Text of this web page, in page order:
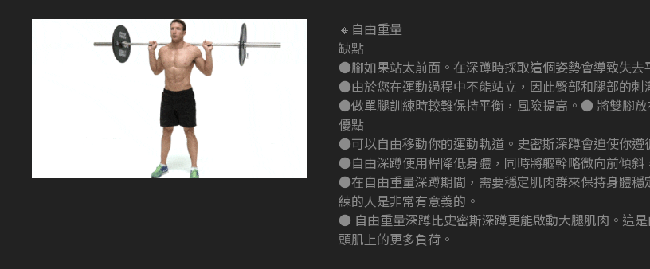
🔸自由重量
缺點
●腳如果站太前面。在深蹲時採取這個姿勢會導致失去
●由於您在運動過程中不能站立，因此臀部和腿部的刺
●做單腿訓練時較難保持平衡，風險提高。● 將雙腳
優點
●可以自由移動你的運動軌道。史密斯深蹲會迫使你
●自由深蹲使用桿降低身體，同時將軀幹略微向前傾斜
●在自由重量深蹲期間，需要穩定肌肉群來保持身體
練的人是非常有意義的。
● 自由重量深蹲比史密斯深蹲更能啟動大腿肌肉。這
頭肌上的更多負荷。